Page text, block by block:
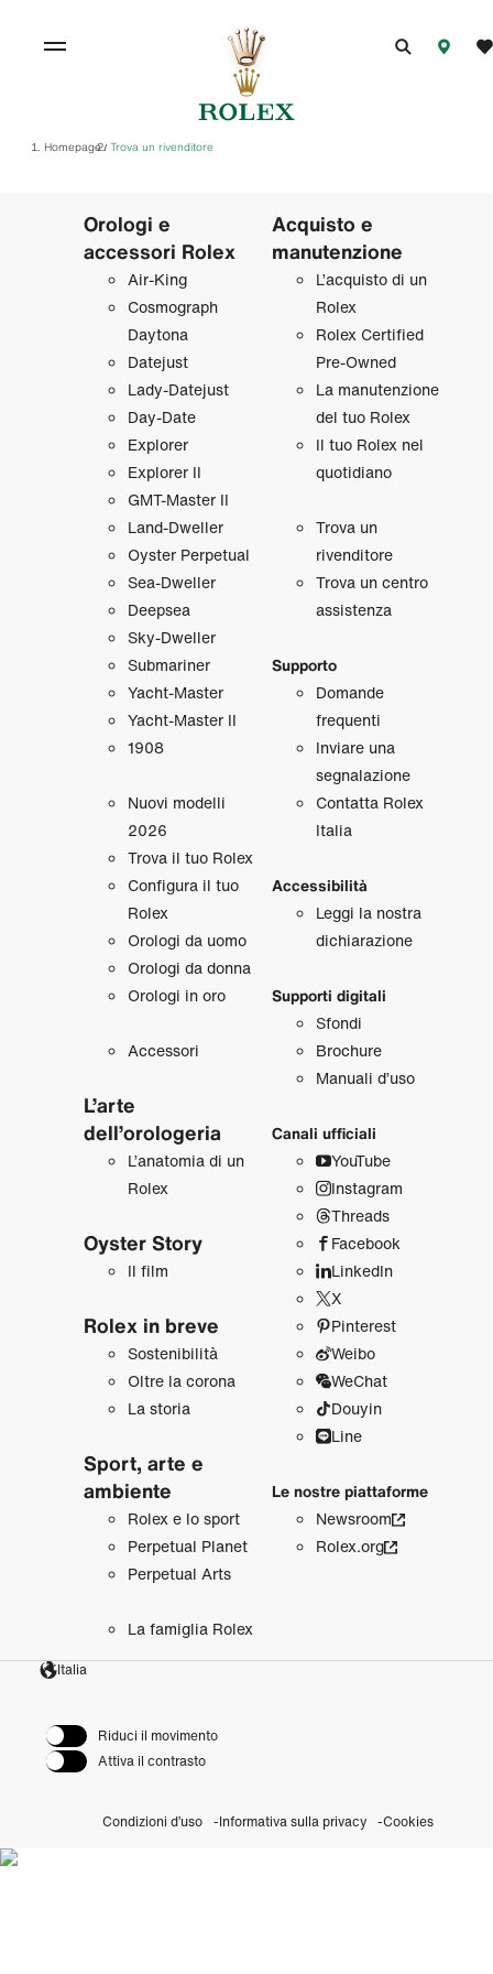
Homepage/ Trova un rivenditore
Orologi e
accessori Rolex
Air‑King
Cosmograph
Daytona
Datejust
Lady‑Datejust
Day‑Date
Explorer
Explorer II
GMT‑Master II
Land‑Dweller
Oyster Perpetual
Sea‑Dweller
Deepsea
Sky‑Dweller
Submariner
Yacht‑Master
Yacht‑Master II
1908
Nuovi modelli
2026
Trova il tuo Rolex
Configura il tuo
Rolex
Orologi da uomo
Orologi da donna
Orologi in oro
Accessori
L’arte
dell’orologeria
L’anatomia di un
Rolex
Oyster Story
Il film
Rolex in breve
Sostenibilità
Oltre la corona
La storia
Sport, arte e
ambiente
Rolex e lo sport
Perpetual Planet
Perpetual Arts
La famiglia Rolex
Acquisto e
manutenzione
L’acquisto di un
Rolex
Rolex Certified
Pre‑Owned
La manutenzione
del tuo Rolex
Il tuo Rolex nel
quotidiano
Trova un
rivenditore
Trova un centro
assistenza
Supporto
Domande
frequenti
Inviare una
segnalazione
Contatta Rolex
Italia
Accessibilità
Leggi la nostra
dichiarazione
Supporti digitali
Sfondi
Brochure
Manuali d’uso
Canali ufficiali
YouTube
Instagram
Threads
Facebook
LinkedIn
X
Pinterest
Weibo
WeChat
Douyin
Line
Le nostre piattaforme
Newsroom
Rolex.org
Italia
Riduci il movimento
Attiva il contrasto
Condizioni d’uso Informativa sulla privacy Cookies